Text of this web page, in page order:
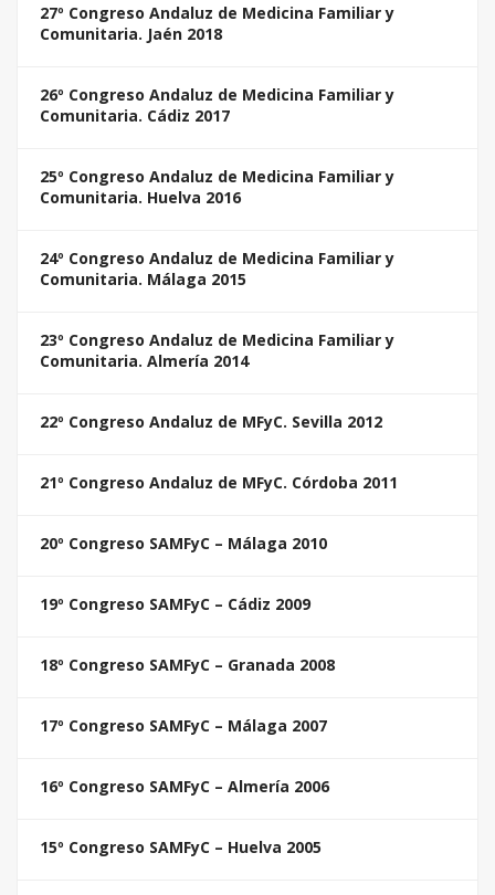
27º Congreso Andaluz de Medicina Familiar y
Comunitaria. Jaén 2018
26º Congreso Andaluz de Medicina Familiar y
Comunitaria. Cádiz 2017
25º Congreso Andaluz de Medicina Familiar y
Comunitaria. Huelva 2016
24º Congreso Andaluz de Medicina Familiar y
Comunitaria. Málaga 2015
23º Congreso Andaluz de Medicina Familiar y
Comunitaria. Almería 2014
22º Congreso Andaluz de MFyC. Sevilla 2012
21º Congreso Andaluz de MFyC. Córdoba 2011
20º Congreso SAMFyC – Málaga 2010
19º Congreso SAMFyC – Cádiz 2009
18º Congreso SAMFyC – Granada 2008
17º Congreso SAMFyC – Málaga 2007
16º Congreso SAMFyC – Almería 2006
15º Congreso SAMFyC – Huelva 2005